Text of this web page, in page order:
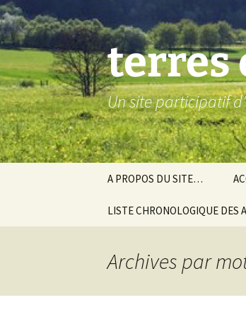
Aller
au
contenu
terres
Un site participatif
A PROPOS DU SITE…
LISTE CHRONOLOGIQUE DES
Archives par